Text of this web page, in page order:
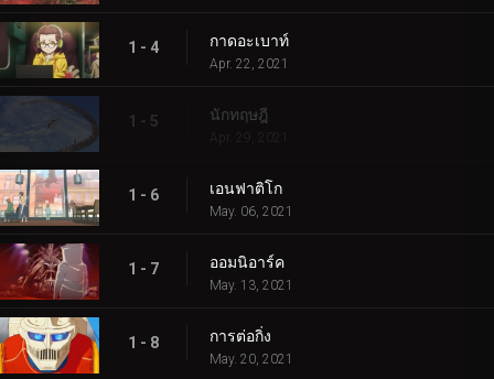
1 - 4 กาดอะเบาท์
Apr. 22, 2021
1 - 5 นักทฤษฎี
Apr. 29, 2021
1 - 6 เอนฟาติโก
May. 06, 2021
1 - 7 ออมนิอาร์ค
May. 13, 2021
1 - 8 การต่อกิ่ง
May. 20, 2021